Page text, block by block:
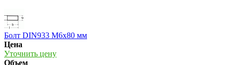
Болт DIN933 М6х80 мм
Цена
Уточнить цену
Объем